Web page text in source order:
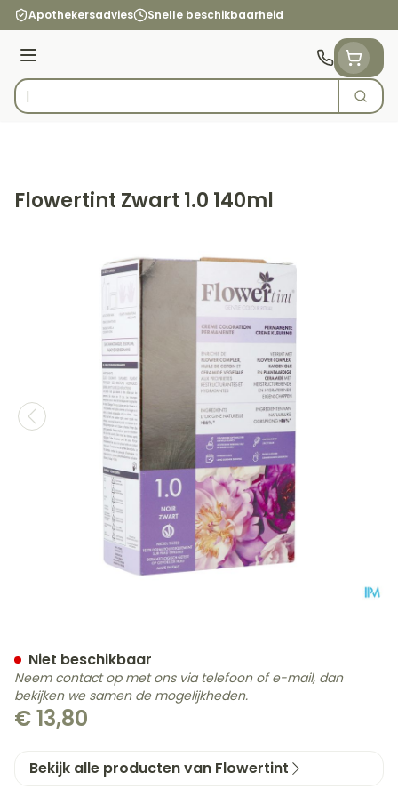
Ga naar de inhoud
Apothekersadvies Snelle beschikbaarheid
Menu
Product, merk, categorie...
Zoek
Flowertint Zwart 1.0 140ml
€ 13,80
Niet beschikbaar
Neem contact op met ons via telefoon of e-mail, dan
bekijken we samen de mogelijkheden.
Bekijk alle producten van Flowertint